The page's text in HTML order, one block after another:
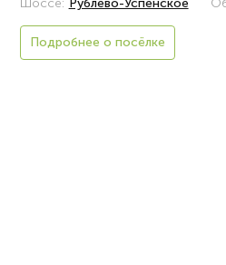
Подробнее о посёлке